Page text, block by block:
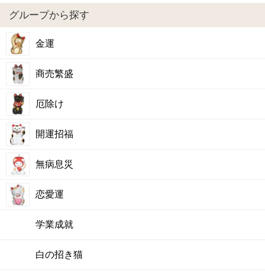
グループから探す
金運
商売繁盛
厄除け
開運招福
無病息災
恋愛運
学業成就
白の招き猫